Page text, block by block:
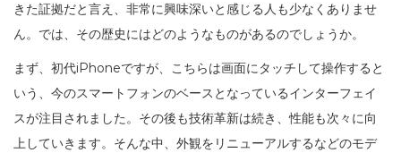
きた証拠だと言え、非常に興味深いと感じる人も少なくありませ
ん。では、その歴史にはどのようなものがあるのでしょうか。
まず、初代iPhoneですが、こちらは画面にタッチして操作すると
いう、今のスマートフォンのベースとなっているインターフェイ
スが注目されました。その後も技術革新は続き、性能も次々に向
上していきます。そんな中、外観をリニューアルするなどのモデ